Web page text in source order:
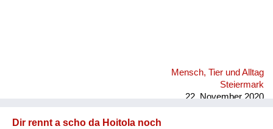
Mensch, Tier und Alltag
Steiermark
22. November 2020
Dir rennt a scho da Hoitola noch